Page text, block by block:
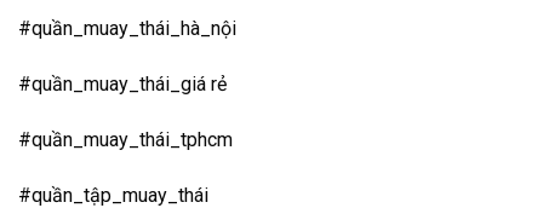
#quần_muay_thái_hà_nội
#quần_muay_thái_giá rẻ
#quần_muay_thái_tphcm
#quần_tập_muay_thái